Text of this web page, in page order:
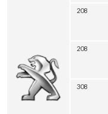
208
208
308